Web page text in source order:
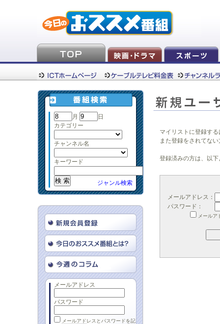
月
日
カテゴリー
チャンネル名
キーワード
ジャンル検索
メールアドレス
パスワード
メールアドレスとパスワードを記
マイリストに登録す
また登録をされてな
登録済みの方は、以
メールアドレス：
パスワード：
メールア